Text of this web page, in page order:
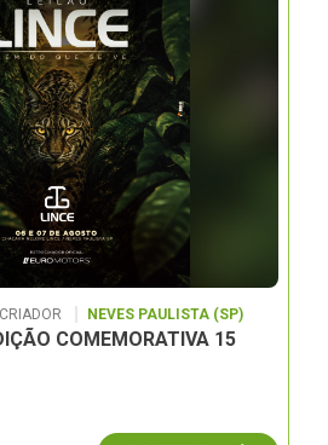
NEVES PAULISTA (SP)
COMEMORATIVA 15